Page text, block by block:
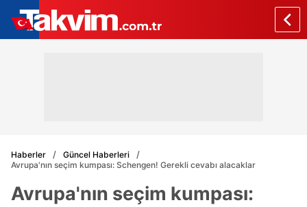
Haberler
Güncel Haberleri
Avrupa'nın seçim kumpası: Schengen! Gerekli cevabı alacaklar
Avrupa'nın seçim kumpası: